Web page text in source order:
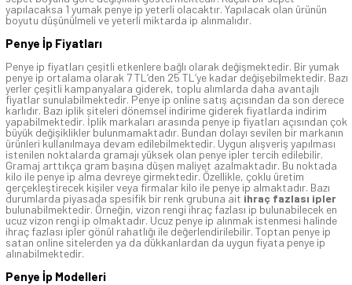
yapılacaksa 1 yumak penye ip yeterli olacaktır. Yapılacak olan ürünün
boyutu düşünülmeli ve yeterli miktarda ip alınmalıdır.
Penye İp Fiyatları
Penye ip fiyatları çeşitli etkenlere bağlı olarak değişmektedir. Bir yumak
penye ip ortalama olarak 7 TL’den 25 TL’ye kadar değişebilmektedir. Bazı
yerler çeşitli kampanyalara giderek, toplu alımlarda daha avantajlı
fiyatlar sunulabilmektedir. Penye ip online satış açısından da son derece
karlıdır. Bazı iplik siteleri dönemsel indirime giderek fiyatlarda indirim
yapabilmektedir. İplik markaları arasında penye ip fiyatları açısından çok
büyük değişiklikler bulunmamaktadır. Bundan dolayı sevilen bir markanın
ürünleri kullanılmaya devam edilebilmektedir. Uygun alışveriş yapılması
istenilen noktalarda gramajı yüksek olan penye ipler tercih edilebilir.
Gramaj arttıkça gram başına düşen maliyet azalmaktadır. Bu noktada
kilo ile penye ip alma devreye girmektedir. Özellikle, çoklu üretim
gerçekleştirecek kişiler veya firmalar kilo ile penye ip almaktadır. Bazı
durumlarda piyasada spesifik bir renk grubuna ait ihraç fazlası ipler
bulunabilmektedir. Örneğin, vizon rengi ihraç fazlası ip bulunabilecek en
ucuz vizon rengi ip olmaktadır. Ucuz penye ip alınmak istenmesi halinde
ihraç fazlası ipler gönül rahatlığı ile değerlendirilebilir. Toptan penye ip
satan online sitelerden ya da dükkanlardan da uygun fiyata penye ip
alınabilmektedir.
Penye İp Modelleri